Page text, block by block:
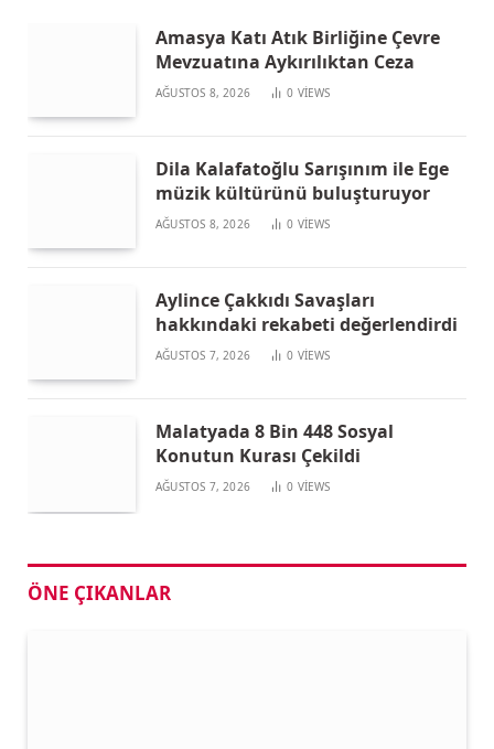
Amasya Katı Atık Birliğine Çevre
Mevzuatına Aykırılıktan Ceza
AĞUSTOS 8, 2026 0 VIEWS
Dila Kalafatoğlu Sarışınım ile Ege
müzik kültürünü buluşturuyor
AĞUSTOS 8, 2026 0 VIEWS
Aylince Çakkıdı Savaşları
hakkındaki rekabeti değerlendirdi
AĞUSTOS 7, 2026 0 VIEWS
Malatyada 8 Bin 448 Sosyal
Konutun Kurası Çekildi
AĞUSTOS 7, 2026 0 VIEWS
ÖNE ÇIKANLAR